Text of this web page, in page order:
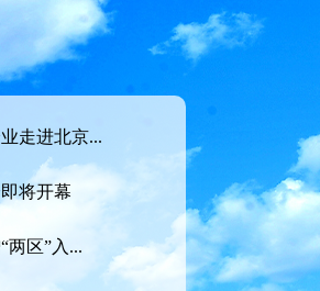
走进北京...
将开幕
两区”入...